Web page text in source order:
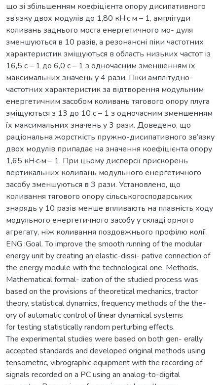
що зі збільшенням коефіцієнта опору дисипативного
зв’язку двох модулів до 1,80 кН·с·м – 1, амплітуди
коливань заднього моста енергетичного мо- дуля
зменшуються в 10 разів, а резонансні піки частотних
характеристик зміщуються в область низьких частот із
16,5 с – 1 до 6,0 с – 1 з одночасним зменшенням їх
максимальних значень у 4 рази. Піки амплітудно-
частотних характеристик за відтворення модульним
енергетичним засобом коливань тягового опору плуга
зміщуються з 13 до 10 с – 1 з одночасним зменшенням
їх максимальних значень у 3 рази. Доведено, що
раціональна жорсткість пружно-дисипативного зв’язку
двох модулів припадає на значення коефіцієнта опору
1,65 кН·с·м – 1. При цьому дисперсії прискорень
вертикальних коливань модульного енергетичного
засобу зменшуються в 3 рази. Установлено, що
коливання тягового опору сільськогосподарських
знарядь у 10 разів менше впливають на плавність ходу
модульного енергетичного засобу у складі орного
агрегату, ніж коливання поздовжнього профілю колії.
ENG :Goal. To improve the smooth running of the modular
energy unit by creating an elastic-dissi- pative connection of
the energy module with the technological one. Methods.
Mathematical formal- ization of the studied process was
based on the provisions of theoretical mechanics, tractor
theory, statistical dynamics, frequency methods of the the-
ory of automatic control of linear dynamical systems
for testing statistically random perturbing effects.
The experimental studies were based on both gen- erally
accepted standards and developed original methods using
tensometric, vibrographic equipment with the recording of
signals recorded on a PC using an analog-to-digital